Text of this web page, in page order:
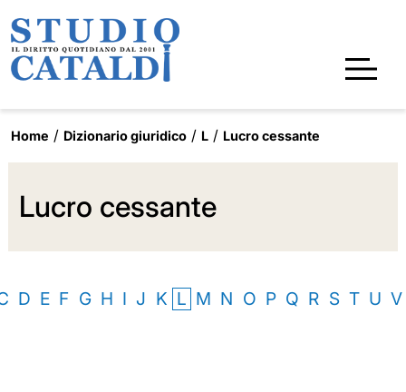
Home Dizionario giuridico L Lucro cessante
Lucro cessante
D E F G H I J K L M N O P Q R S T U V